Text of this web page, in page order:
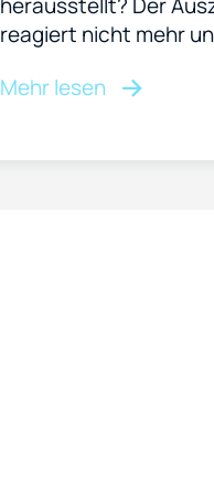
reagiert nicht mehr
Mehr lesen